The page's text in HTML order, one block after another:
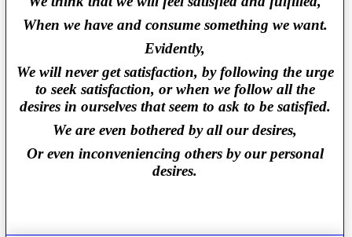
When we have and consume something we want.
Evidently,
We will never get satisfaction, by following the urge
to seek satisfaction, or when we follow all the
desires in ourselves that seem to ask to be satisfied.
We are even bothered by all our desires,
Or even inconveniencing others by our personal
desires.